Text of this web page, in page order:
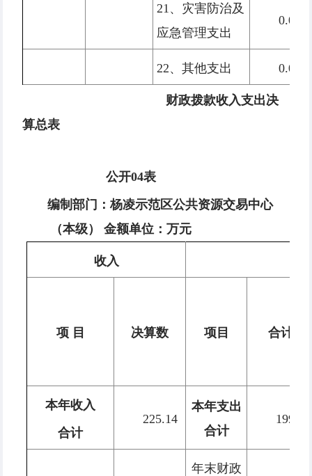
21、灾害防治及
应急管理支出
0.00
22、其他支出 0.00
财政拨款收入支出决
算总表
公开04表
编制部门：杨凌示范区公共资源交易中心
（本级） 金额单位： 万元
收入
项 目 决算数 项目 合计
本年收入
合计
225.14
本年支出
合计
199.55
年末财政